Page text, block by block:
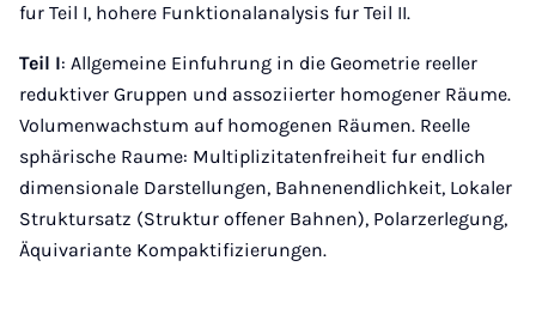
fur Teil I, hohere Funktionalanalysis fur Teil II.
Teil I: Allgemeine Einfuhrung in die Geometrie reeller
reduktiver Gruppen und assoziierter homogener Räume.
Volumenwachstum auf homogenen Räumen. Reelle
sphärische Raume: Multiplizitatenfreiheit fur endlich
dimensionale Darstellungen, Bahnenendlichkeit, Lokaler
Struktursatz (Struktur o ffener Bahnen), Polarzerlegung,
Äquivariante Kompaktifizierungen.